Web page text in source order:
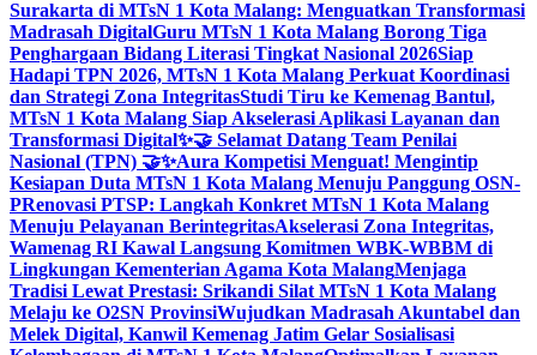
Surakarta di MTsN 1 Kota Malang: Menguatkan Transformasi
Madrasah DigitalGuru MTsN 1 Kota Malang Borong Tiga
Penghargaan Bidang Literasi Tingkat Nasional 2026Siap
Hadapi TPN 2026, MTsN 1 Kota Malang Perkuat Koordinasi
dan Strategi Zona IntegritasStudi Tiru ke Kemenag Bantul,
MTsN 1 Kota Malang Siap Akselerasi Aplikasi Layanan dan
Transformasi Digital✨🤝 Selamat Datang Team Penilai
Nasional (TPN) 🤝✨Aura Kompetisi Menguat! Mengintip
Kesiapan Duta MTsN 1 Kota Malang Menuju Panggung OSN-
PRenovasi PTSP: Langkah Konkret MTsN 1 Kota Malang
Menuju Pelayanan BerintegritasAkselerasi Zona Integritas,
Wamenag RI Kawal Langsung Komitmen WBK-WBBM di
Lingkungan Kementerian Agama Kota MalangMenjaga
Tradisi Lewat Prestasi: Srikandi Silat MTsN 1 Kota Malang
Melaju ke O2SN ProvinsiWujudkan Madrasah Akuntabel dan
Melek Digital, Kanwil Kemenag Jatim Gelar Sosialisasi